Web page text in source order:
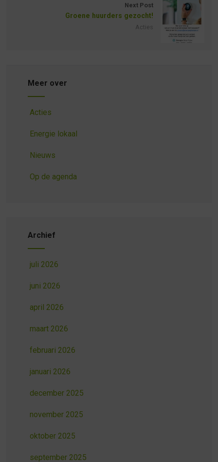
Next Post
Groene huurders gezocht!
Acties
Meer over
Acties
Energie lokaal
Nieuws
Op de agenda
Archief
juli 2026
juni 2026
april 2026
maart 2026
februari 2026
januari 2026
december 2025
november 2025
oktober 2025
september 2025